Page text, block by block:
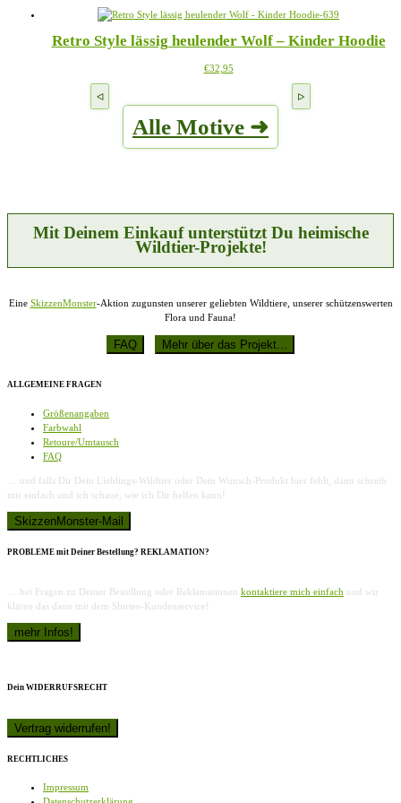
auf
Produktseite
weist
Varianten
Die
der
Produktseite
Retro Style lässig heulender Wolf – Kinder Hoodie
€32,95Dieses
Varianten
auf.
Produktseite
gewählt
werden
Alle Motive ➜
Mit Deinem Einkauf unterstützt Du heimische
Wildtier-Projekte!
Eine SkizzenMonster-Aktion zugunsten unserer geliebten Wildtiere, unserer schützenswerten
Flora und Fauna!
ALLGEMEINE FRAGEN
Größenangaben
Farbwahl
Retoure/Umtausch
FAQ
… und falls Dir Dein Lieblings-Wildtier oder Dein Wunsch-Produkt hier fehlt, dann schreib
mir einfach und ich schaue, wie ich Dir helfen kann!
PROBLEME mit Deiner Bestellung? REKLAMATION?
… bei Fragen zu Deiner Bestellung oder Reklamationen kontaktiere mich einfach und wir
klären das dann mit dem Shirtee-Kundenservice!
Dein WIDERRUFSRECHT
RECHTLICHES
Impressum